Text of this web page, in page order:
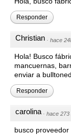
Responder
Christian · hace
Hola! Busco
mancuernas,
enviar a
Responder
carolina · hace 273
busco